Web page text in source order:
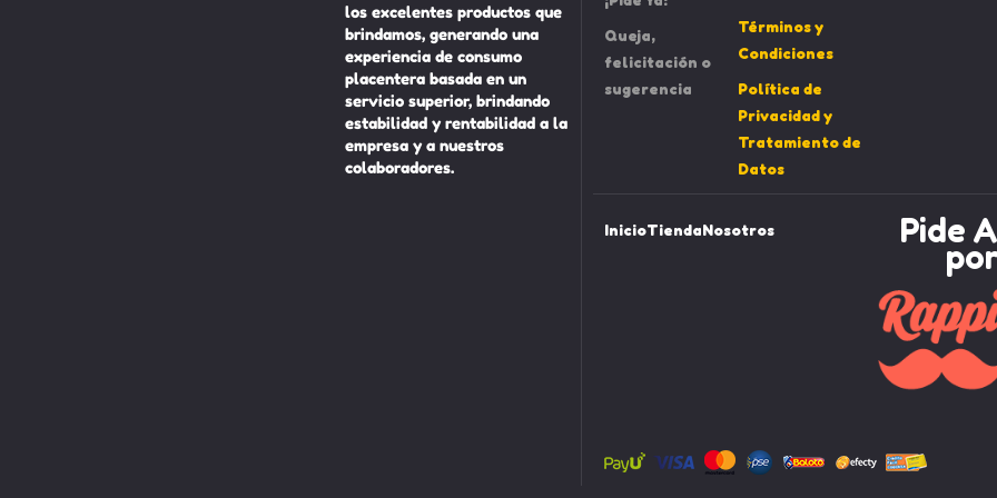
los excelentes productos que
brindamos, generando una
experiencia de consumo
placentera basada en un
servicio superior, brindando
estabilidad y rentabilidad a la
empresa y a nuestros
colaboradores.
Queja,
felicitación o
sugerencia
Términos y
Condiciones
Política de
Privacidad y
Tratamiento de
Datos
InicioTiendaNosotros Pide